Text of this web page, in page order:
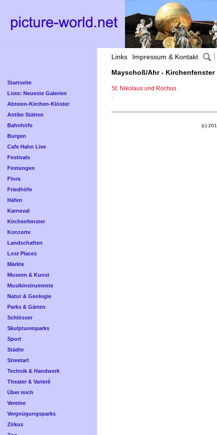
Links Impressum & Kontakt
Startseite
Liste: Neueste Galerien
Abteien-Kirchen-Klöster
Antike Stätten
Bahnhöfe
Burgen
Cafe Hahn Live
Festivals
Festungen
Flora
Friedhöfe
Häfen
Karneval
Kirchenfenster
Konzerte
Landschaften
Lost Places
Märkte
Museen & Kunst
Musikinstrumente
Natur & Geologie
Parks & Gärten
Schlösser
Skulpturenparks
Sport
Städte
Streetart
Technik & Handwerk
Theater & Varieté
Über mich
Vereine
Vergnügungsparks
Zirkus
Mayschoß/Ahr - Kirchenfenster
St. Nikolaus und Rochus
.
(c)